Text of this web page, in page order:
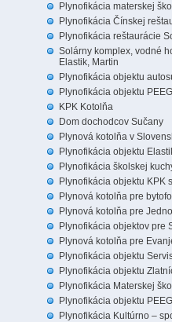
Plynofikácia materskej
Plynofikácia Čínskej
Plynofikácia reštaurácie
Solárny komplex, vodné
Elastik, Martin
Plynofikácia objektu
Plynofikácia objektu
KPK Kotolňa
Dom dochodcov Sučany
Plynová kotolňa v
Plynofikácia objektu
Plynofikácia školskej
Plynofikácia objektu KPK
Plynová kotolňa pre
Plynová kotolňa pre
Plynofikácia objektov pre
Plynová kotolňa pre
Plynofikácia objektu
Plynofikácia objektu
Plynofikácia Materskej
Plynofikácia objektu
Plynofikácia Kultúrno –